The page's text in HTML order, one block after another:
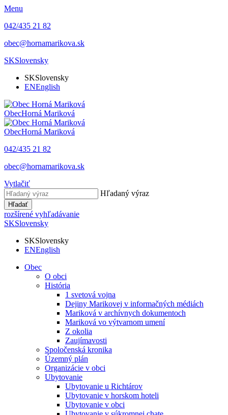
Menu
042/435 21 82
obec@hornamarikova.sk
SKSlovensky
SKSlovensky
ENEnglish
ObecHorná Mariková
ObecHorná Mariková
042/435 21 82
obec@hornamarikova.sk
Vytlačiť
Hľadaný výraz
Hľadať
rozšírené vyhľadávanie
SKSlovensky
SKSlovensky
ENEnglish
Obec
O obci
História
1 svetová vojna
Dejiny Marikovej v informačných médiách
Mariková v archívnych dokumentoch
Mariková vo výtvarnom umení
Z okolia
Zaujímavosti
Spoločenská kronika
Územný plán
Organizácie v obci
Ubytovanie
Ubytovanie u Richtárov
Ubytovanie v horskom hoteli
Ubytovanie v obci